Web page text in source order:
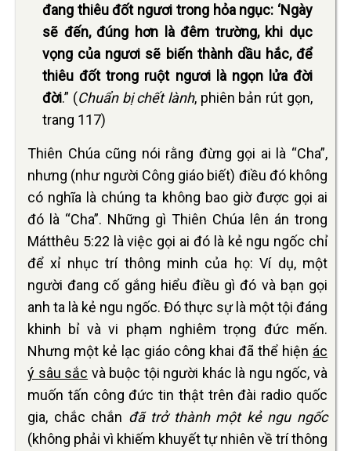
đang thiêu đốt ngươi trong hỏa ngục: ‘Ngày
sẽ đến, đúng hơn là đêm trường, khi dục
vọng của ngươi sẽ biến thành dầu hắc, để
thiêu đốt trong ruột ngươi là ngọn lửa đời
đời.” (Chuẩn bị chết lành, phiên bản rút gọn,
trang 117)
Thiên Chúa cũng nói rằng đừng gọi ai là “Cha”,
nhưng (như người Công giáo biết) điều đó không
có nghĩa là chúng ta không bao giờ được gọi ai
đó là “Cha”. Những gì Thiên Chúa lên án trong
Mátthêu 5:22 là việc gọi ai đó là kẻ ngu ngốc chỉ
để xỉ nhục trí thông minh của họ: Ví dụ, một
người đang cố gắng hiểu điều gì đó và bạn gọi
anh ta là kẻ ngu ngốc. Đó thực sự là một tội đáng
khinh bỉ và vi phạm nghiêm trọng đức mến.
Nhưng một kẻ lạc giáo công khai đã thể hiện ác
ý sâu sắc và buộc tội người khác là ngu ngốc, và
muốn tấn công đức tin thật trên đài radio quốc
gia, chắc chắn đã trở thành một kẻ ngu ngốc
(không phải vì khiếm khuyết tự nhiên về trí thông